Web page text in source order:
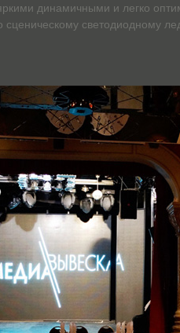
динамичными и легко
светодиодному